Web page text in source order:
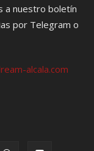
a nuestro boletín
por Telegram o
alcala.com